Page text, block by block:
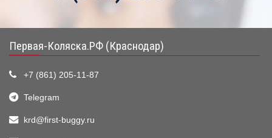
Первая-Коляска.РФ (Краснодар)
+7 (861) 205-11-87
Telegram
krd@first-buggy.ru